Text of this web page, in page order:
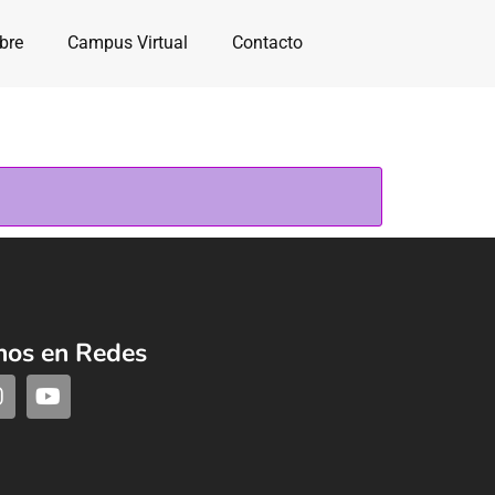
Campus Virtual Contacto
en Redes